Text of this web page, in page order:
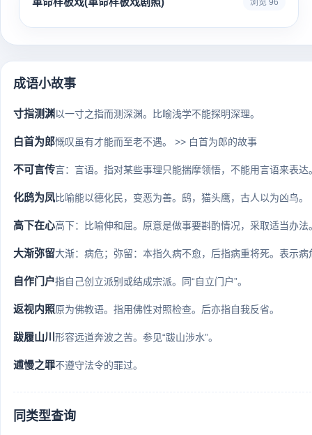
浏览 96
成语小故事
寸指测渊 以一寸之指而测深渊。比喻浅学不能探明深理。
白首为郎慨叹虽有才能而至老不遇。 >> 白首为郎的故事
不可言传言：言语。指对某些事理只能揣摩领悟，不能用言语来表达
化鸱为凤比喻能以德化民，变恶为善。鸱，猫头鹰，古人以为凶鸟。
高下在心高下：比喻伸和屈。原意是做事要斟酌情况，采取适当办
大渐弥留大渐：病危；弥留：本指久病不愈，后指病重将死。表示病
自作门户指自己创立派别或结成宗派。同“自立门户”。
返视内照原为佛教语。指用佛性对照检查。后亦指自我反省。
跋履山川 形容远道奔波之苦。参见“跋山涉水”。
逋慢之罪不遵守法令的罪过。
同类型查询